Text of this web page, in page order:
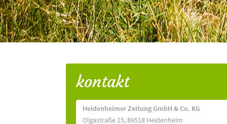
kontakt
Heidenheimer Zeitung GmbH & Co. KG
Olgastraße 15, 89518 Heidenheim